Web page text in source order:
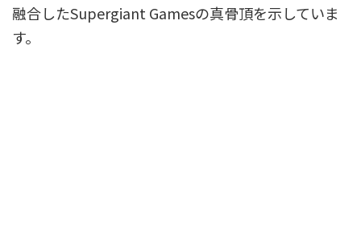
融合したSupergiant Gamesの真骨頂を示していま
す。